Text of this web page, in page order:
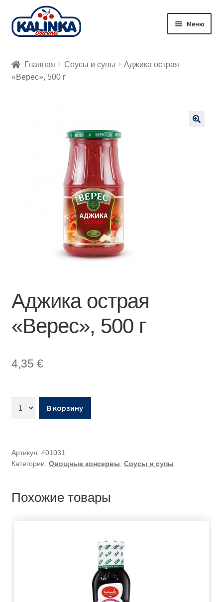
Перейти
к
Перейти
к
Меню
Заказ онлайн
Главная Соусы и супы
Аджика острая
«Верес», 500 г
Аджика острая
«Верес», 500 г
4,35 €
В корзину
Артикул: 401031
Категории: Овощные консервы, Соусы и супы
Похожие товары